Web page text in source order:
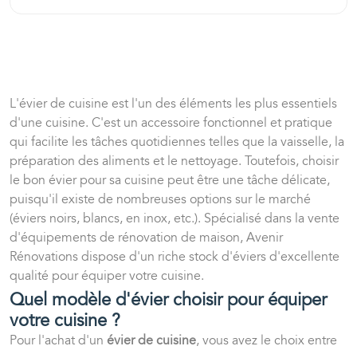
L'évier de cuisine est l'un des éléments les plus essentiels
d'une cuisine. C'est un accessoire fonctionnel et pratique
qui facilite les tâches quotidiennes telles que la vaisselle, la
préparation des aliments et le nettoyage. Toutefois, choisir
le bon évier pour sa cuisine peut être une tâche délicate,
puisqu'il existe de nombreuses options sur le marché
(éviers noirs, blancs, en inox, etc.). Spécialisé dans la vente
d'équipements de rénovation de maison, Avenir
Rénovations dispose d'un riche stock d'éviers d'excellente
qualité pour équiper votre cuisine.
Quel modèle d'évier choisir pour équiper
votre cuisine ?
Pour l'achat d'un évier de cuisine, vous avez le choix entre